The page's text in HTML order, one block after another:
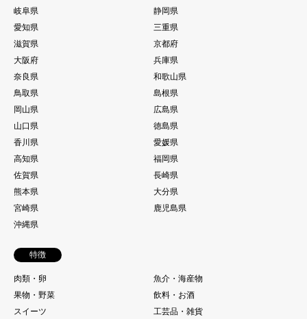
岐阜県
静岡県
愛知県
三重県
滋賀県
京都府
大阪府
兵庫県
奈良県
和歌山県
鳥取県
島根県
岡山県
広島県
山口県
徳島県
香川県
愛媛県
高知県
福岡県
佐賀県
長崎県
熊本県
大分県
宮崎県
鹿児島県
沖縄県
特徴
肉類・卵
魚介・海産物
果物・野菜
飲料・お酒
スイーツ
工芸品・雑貨